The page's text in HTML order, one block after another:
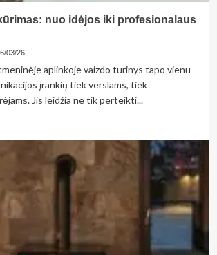
nuo idėjos iki profesionalaus
03/26
aplinkoje vaizdo turinys tapo vienu
įrankių tiek verslams, tiek
Jis leidžia ne tik perteikti...